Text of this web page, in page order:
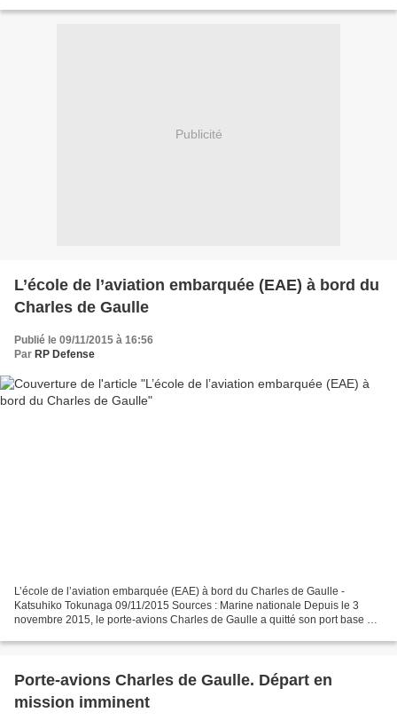
Publicité
L’école de l’aviation embarquée (EAE) à bord du
Charles de Gaulle
Publié le 09/11/2015 à 16:56
Par RP Defense
L’école de l’aviation embarquée (EAE) à bord du Charles de Gaulle -
Katsuhiko Tokunaga 09/11/2015 Sources : Marine nationale Depuis le 3
novembre 2015, le porte-avions Charles de Gaulle a quitté son port base de
Porte-avions Charles de Gaulle. Départ en
mission imminent